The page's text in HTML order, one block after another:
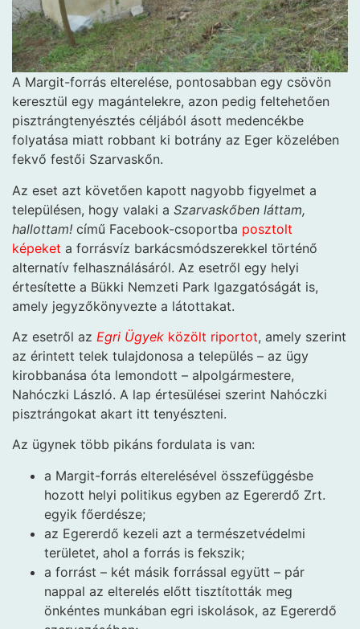
A Margit-forrás elterelése, pontosabban egy csövön
keresztül egy magántelekre, azon pedig feltehetően
pisztrángtenyésztés céljából ásott medencékbe
folyatása miatt robbant ki botrány az Eger közelében
fekvő festői Szarvaskőn.
Az eset azt követően kapott nagyobb figyelmet a
településen, hogy valaki a Szarvaskőben láttam,
hallottam! című Facebook-csoportba posztolt
képeket a forrásvíz barkácsmódszerekkel történő
alternatív felhasználásáról. Az esetről egy helyi
értesítette a Bükki Nemzeti Park Igazgatóságát is,
amely jegyzőkönyvezte a látottakat.
Az esetről az Egri Ügyek közölt riportot, amely szerint
az érintett telek tulajdonosa a település – az ügy
kirobbanása óta lemondott – alpolgármestere,
Nahóczki László. A lap értesülései szerint Nahóczki
pisztrángokat akart itt tenyészteni.
Az ügynek több pikáns fordulata is van:
a Margit-forrás elterelésével összefüggésbe
hozott helyi politikus egyben az Egererdő Zrt.
egyik főerdésze;
az Egererdő kezeli azt a természetvédelmi
területet, ahol a forrás is fekszik;
a forrást – két másik forrással együtt – pár
nappal az elterelés előtt tisztították meg
önkéntes munkában egri iskolások, az Egererdő